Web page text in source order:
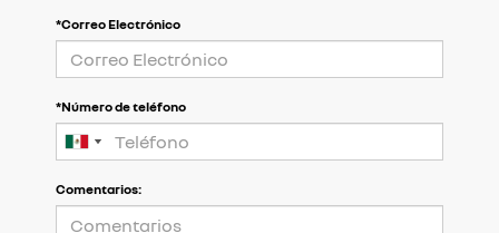
*Correo Electrónico
*Número de teléfono
Comentarios: